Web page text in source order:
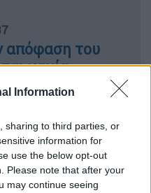
Information
sharing to third parties, or
information for
use the below opt-out
Please note that after your
may continue seeing
απόφαση του
καμία
έχει και μία
πλευρά»